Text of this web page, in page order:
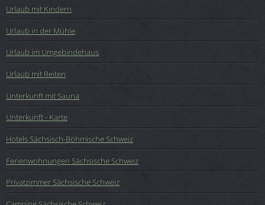
Urlaub mit Kindern
Urlaub in der Mühle
Urlaub im Umgebindehaus
Urlaub mit Reiten
Unterkunft mit Sauna
Unterkunft - Karte
Hotels Sächsisch-Böhmische Schweiz
Ferienwohnungen Sächsische Schweiz
Privatzimmer Sächsische Schweiz